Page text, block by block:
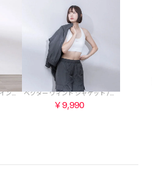
LB ブラ / Ree-FIT LB BRA （インクブラック） ベクター ウィンド ジャケット / Ree-FIT VECTOR WIND JACKET （インクブラック）
￥9,990